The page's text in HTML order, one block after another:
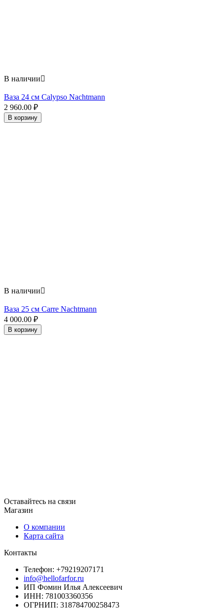
В наличии
Ваза 24 см Calypso Nachtmann
2 960.00 ₽
В корзину
В наличии
Ваза 25 см Carre Nachtmann
4 000.00 ₽
В корзину
Оставайтесь на связи
Магазин
О компании
Карта сайта
Контакты
Телефон: +79219207171
info@hellofarfor.ru
ИП Фомин Илья Алексеевич
ИНН: 781003360356
ОГРНИП: 318784700258473